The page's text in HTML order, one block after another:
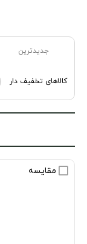
جدیدترین
کالاهای تخفیف دار
مقایسه